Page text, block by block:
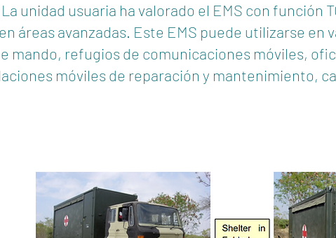
unidad usuaria ha valorado el EMS con función
áreas avanzadas. Este EMS puede utilizarse en
mando, refugios de comunicaciones móviles,
móviles de reparación y mantenimiento,